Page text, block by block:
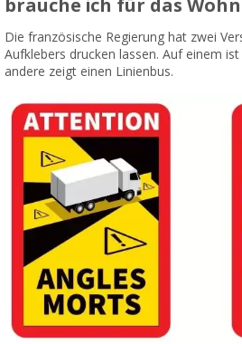
brauche ich für das
Die französische Regierung hat zwei
Aufklebers drucken lassen. Auf einem
andere zeigt einen Linienbus.